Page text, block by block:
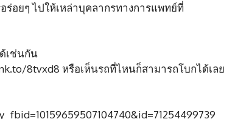
ร่อยๆ ไปให้เหล่าบุคลากรทางการแพทย์ที่
เช่นกัน
8tvxd8 หรือเห็นรถที่ไหนก็สามารถโบกได้เลย